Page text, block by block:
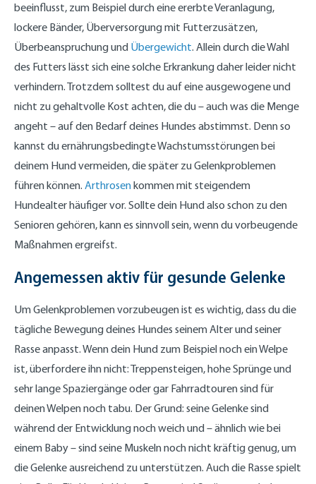
beeinflusst, zum Beispiel durch eine ererbte Veranlagung,
lockere Bänder, Überversorgung mit Futterzusätzen,
Überbeanspruchung und Übergewicht. Allein durch die Wahl
des Futters lässt sich eine solche Erkrankung daher leider nicht
verhindern. Trotzdem solltest du auf eine ausgewogene und
nicht zu gehaltvolle Kost achten, die du – auch was die Menge
angeht – auf den Bedarf deines Hundes abstimmst. Denn so
kannst du ernährungsbedingte Wachstumsstörungen bei
deinem Hund vermeiden, die später zu Gelenkproblemen
führen können. Arthrosenkommen mit steigendem
Hundealter häufiger vor. Sollte dein Hund also schon zu den
Senioren gehören, kann es sinnvoll sein, wenn du vorbeugende
Maßnahmen ergreifst.
Angemessen aktiv für gesunde Gelenke
Um Gelenkproblemen vorzubeugen ist es wichtig, dass du die
tägliche Bewegung deines Hundes seinem Alter und seiner
Rasse anpasst. Wenn dein Hund zum Beispiel noch ein Welpe
ist, überfordere ihn nicht: Treppensteigen, hohe Sprünge und
sehr lange Spaziergänge oder gar Fahrradtouren sind für
deinen Welpen noch tabu. Der Grund: seine Gelenke sind
während der Entwicklung noch weich und – ähnlich wie bei
einem Baby – sind seine Muskeln noch nicht kräftig genug, um
die Gelenke ausreichend zu unterstützen. Auch die Rasse spielt